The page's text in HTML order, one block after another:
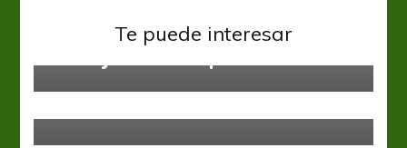
Te puede interesar